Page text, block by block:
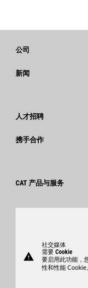
公司
战略
卡特彼勒 基金会
行为准则
创新
新闻
社交媒体
人才招聘
为什么选择卡特彼勒？
搜索和申请
携手合作
供应商
CAT 产品与服务
商品warning
社交媒体
需要 Cookie
要启用此功能，
性和性能 Cookie。